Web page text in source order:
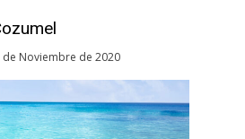
de Noviembre de 2020